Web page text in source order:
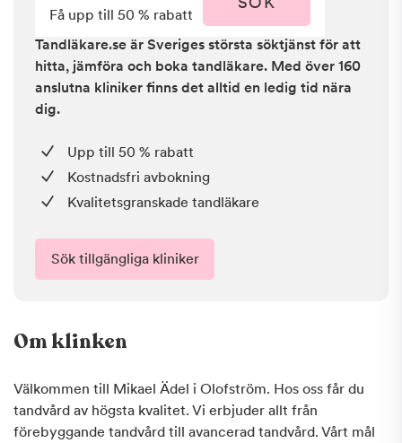
Tandläkare.se är Sveriges största söktjänst för att
hitta, jämföra och boka tandläkare. Med över 160
anslutna kliniker finns det alltid en ledig tid nära
dig.
Upp till 50 % rabatt
Kostnadsfri avbokning
Kvalitetsgranskade tandläkare
Sök tillgängliga kliniker
Få upp till 50 % rabatt
Om klinken
Välkommen till Mikael Ädel i Olofström. Hos oss får du
tandvård av högsta kvalitet. Vi erbjuder allt från
förebyggande tandvård till avancerad tandvård. Vårt mål